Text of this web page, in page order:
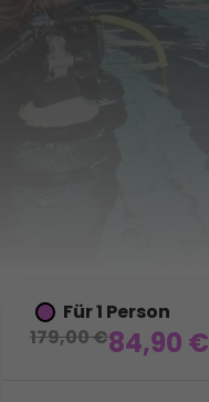
Für 1 Person
179,00€84,90 €